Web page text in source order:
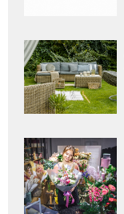
Adaugă
aici textul
pentru
subtitlu
Adaugă
aici textul
pentru
subtitlu